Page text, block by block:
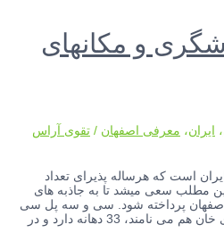
و مکانهای
، ایران، معرفی اصفهان /تقوی آراس
است که هرساله پذیرای تعداد
مطلب سعی میشد تا به جاذبه های
پرداخته شود. سی و سه پل سی
و سه پل که آن را پل الله وردی خان هم می نامند، 33 دهانه دارد و در